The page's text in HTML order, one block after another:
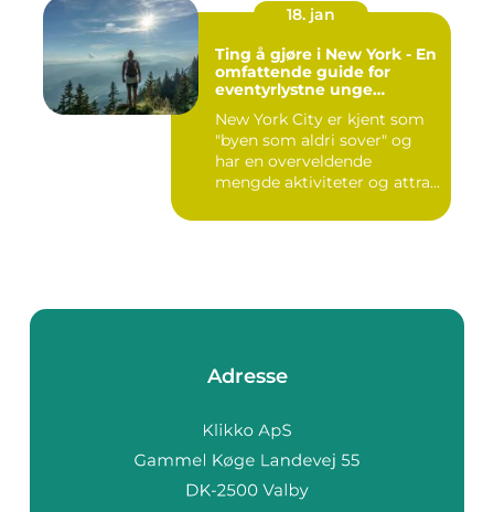
18. jan
Ting å gjøre i New York - En
omfattende guide for
eventyrlystne unge
New York City er kjent som
"byen som aldri sover" og
har en overveldende
mengde aktiviteter og attra...
Adresse